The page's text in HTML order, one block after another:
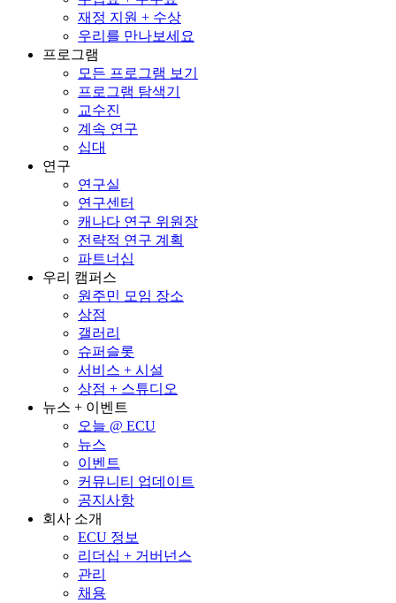
재정 지원 + 수상
우리를 만나보세요
프로그램
모든 프로그램 보기
프로그램 탐색기
교수진
계속 연구
십대
연구
연구실
연구센터
캐나다 연구 위원장
전략적 연구 계획
파트너십
우리 캠퍼스
원주민 모임 장소
상점
갤러리
슈퍼슬롯
서비스 + 시설
상점 + 스튜디오
뉴스 + 이벤트
오늘 @ ECU
뉴스
이벤트
커뮤니티 업데이트
공지사항
회사 소개
ECU 정보
리더십 + 거버넌스
관리
채용